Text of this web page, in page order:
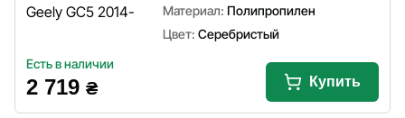
Материал: Полипропилен
Цвет: Серебристый
Есть в наличии
2 719 ₴ Купить